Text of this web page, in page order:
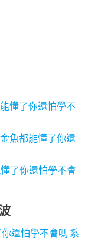
懂了你還怕學不
魚都能懂了你還
了你還怕學不會
還怕學不會嗎 系